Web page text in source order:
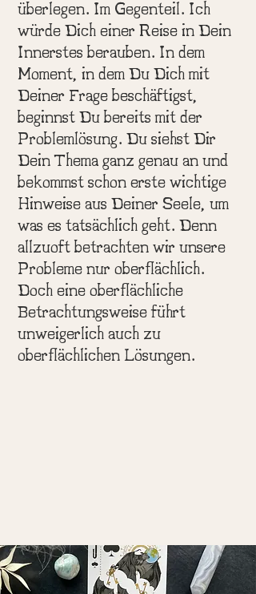
überlegen. Im Gegenteil. Ich
würde Dich einer Reise in Dein
Innerstes berauben. In dem
Moment, in dem Du Dich mit
Deiner Frage beschäftigst,
beginnst Du bereits mit der
Problemlösung. Du siehst Dir
Dein Thema ganz genau an und
bekommst schon erste wichtige
Hinweise aus Deiner Seele, um
was es tatsächlich geht. Denn
allzuoft betrachten wir unsere
Probleme nur oberflächlich.
Doch eine oberflächliche
Betrachtungsweise führt
unweigerlich auch zu
oberflächlichen Lösungen.